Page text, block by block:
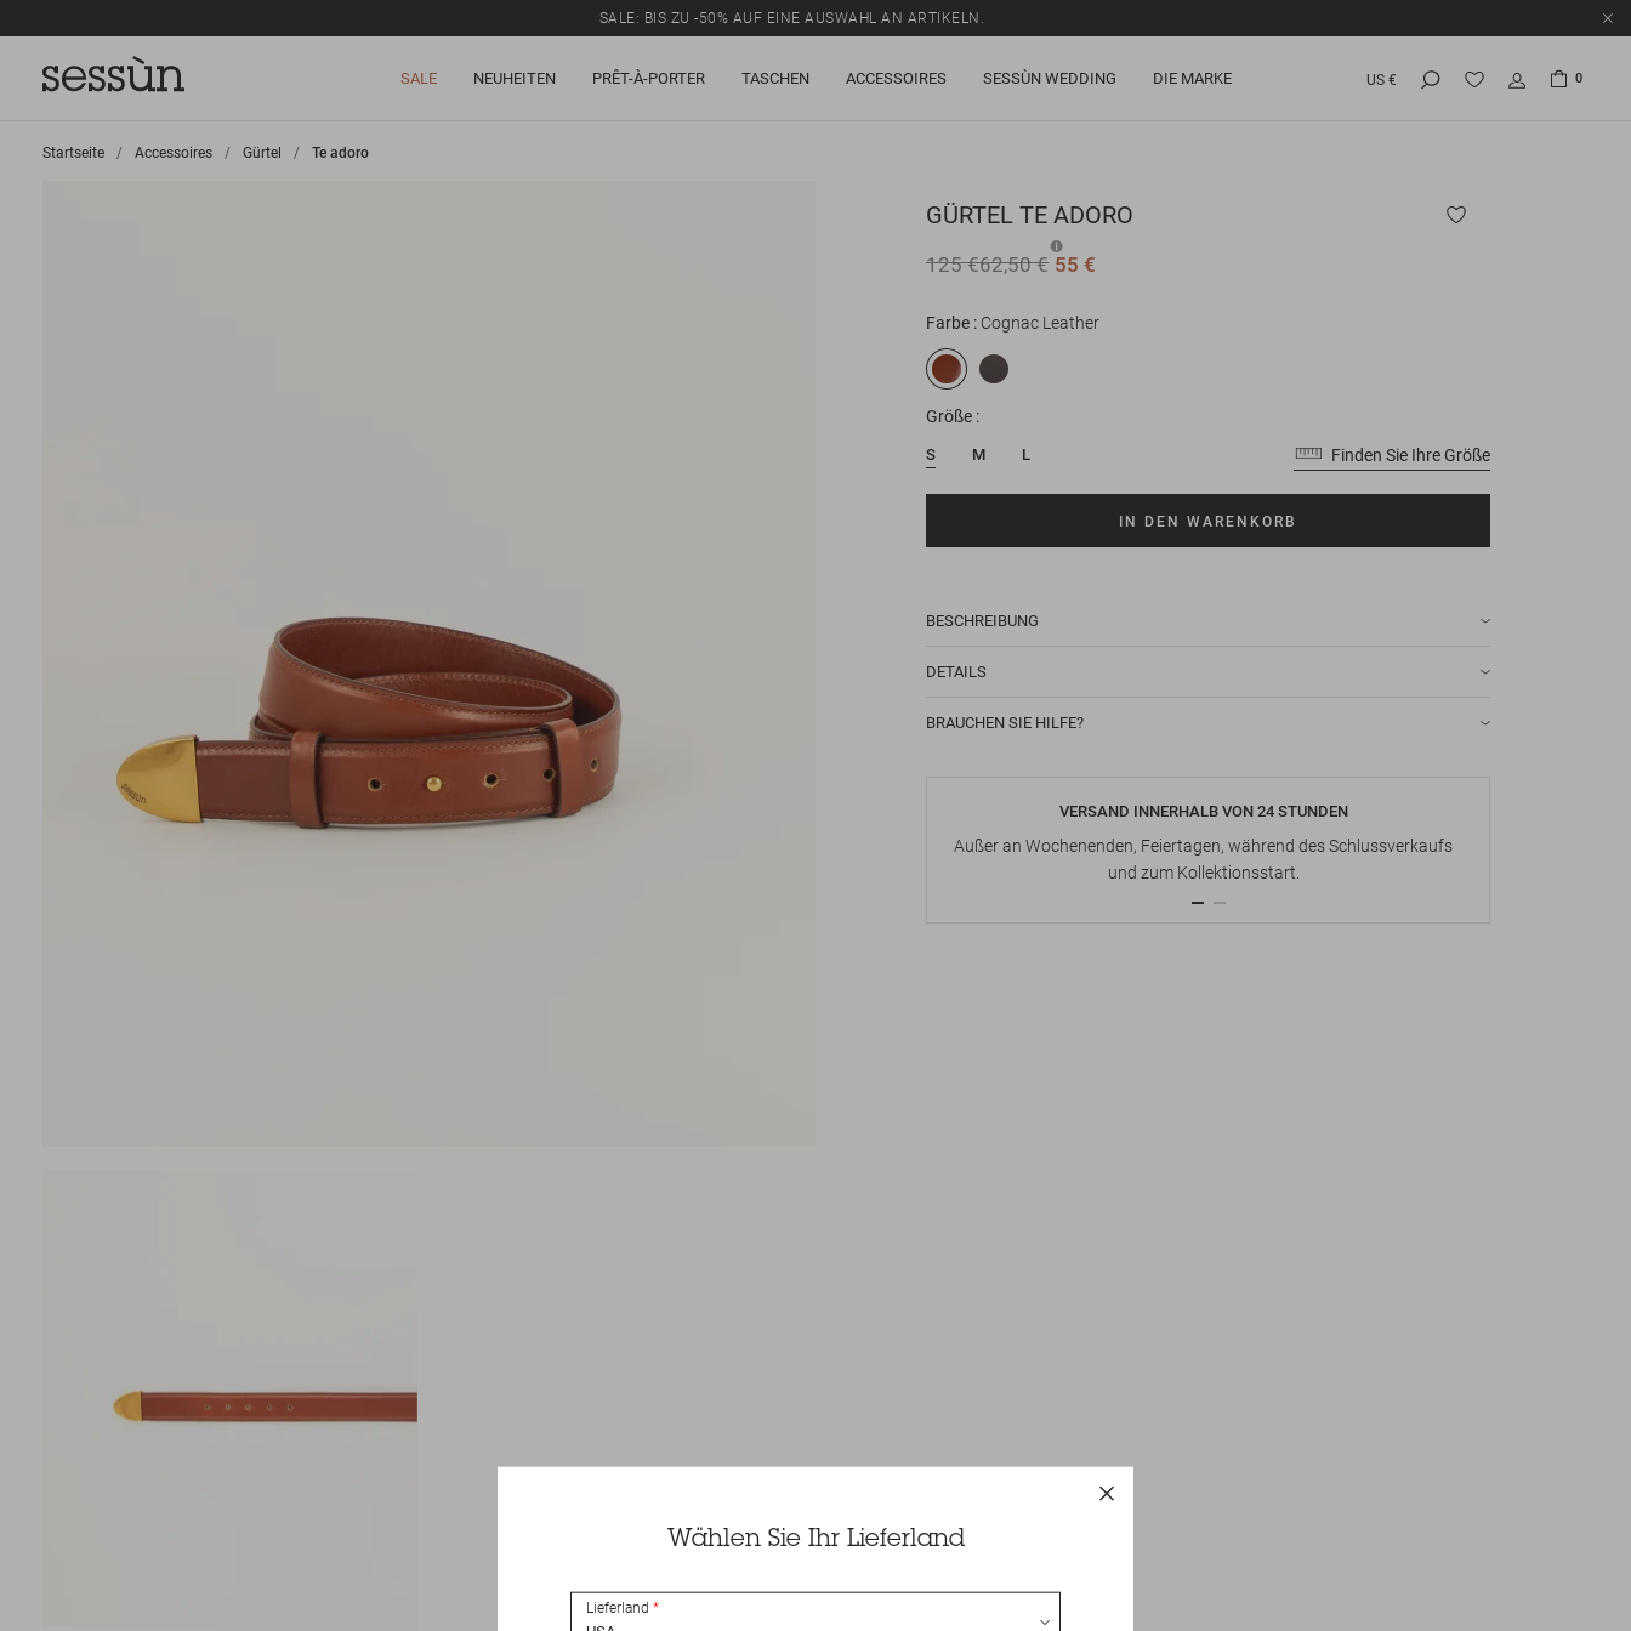
SALE: BIS ZU -50% AUF EINE AUSWAHL AN ARTIKELN.
SALE NEUHEITEN PRÊT-À-PORTER TASCHEN ACCESSOIRES SESSÙN WEDDING DIE MARKE US € 0
Startseite >
Accessoires >
Gürtel >
Te adoro
GÜRTEL TE ADORO
125 €62,50 € 55 €
Farbe Cognac Leather
Größe
S M L Finden Sie Ihre Größe
IN DEN WARENKORB
BESCHREIBUNG
DETAILS
BRAUCHEN SIE HILFE?
VERSAND INNERHALB VON 24 STUNDEN
Außer an Wochenenden, Feiertagen, während des Schlussverkaufs
und zum Kollektionsstart.
Wählen Sie Ihr Lieferland
Lieferland